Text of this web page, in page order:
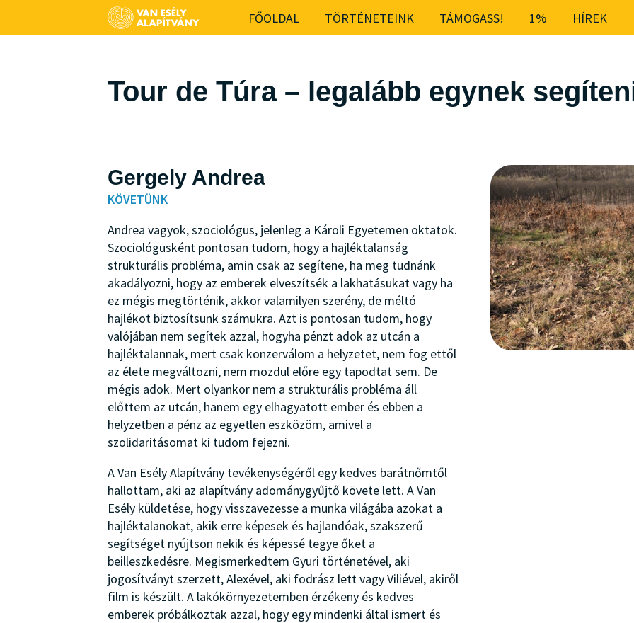
FŐOLDAL TÖRTÉNETEINK TÁMOGASS! 1% HÍREK
Tour de Túra – legalább egynek
Gergely Andrea
KÖVETÜNK
Andrea vagyok, szociológus, jelenleg a Károli Egyetemen oktatok.
Szociológusként pontosan tudom, hogy a hajléktalanság
strukturális probléma, amin csak az segítene, ha meg tudnánk
akadályozni, hogy az emberek elveszítsék a lakhatásukat vagy ha
ez mégis megtörténik, akkor valamilyen szerény, de méltó
hajlékot biztosítsunk számukra. Azt is pontosan tudom, hogy
valójában nem segítek azzal, hogyha pénzt adok az utcán a
hajléktalannak, mert csak konzerválom a helyzetet, nem fog ettől
az élete megváltozni, nem mozdul előre egy tapodtat sem. De
mégis adok. Mert olyankor nem a strukturális probléma áll
előttem az utcán, hanem egy elhagyatott ember és ebben a
helyzetben a pénz az egyetlen eszközöm, amivel a
szolidaritásomat ki tudom fejezni.
A Van Esély Alapítvány tevékenységéről egy kedves barátnőmtől
hallottam, aki az alapítvány adománygyűjtő követe lett. A Van
Esély küldetése, hogy visszavezesse a munka világába azokat a
hajléktalanokat, akik erre képesek és hajlandóak, szakszerű
segítséget nyújtson nekik és képessé tegye őket a
beilleszkedésre. Megismerkedtem Gyuri történetével, aki
jogosítványt szerzett, Alexével, aki fodrász lett vagy Viliével, akiről
film is készült. A lakókörnyezetemben érzékeny és kedves
emberek próbálkoztak azzal, hogy egy mindenki által ismert és